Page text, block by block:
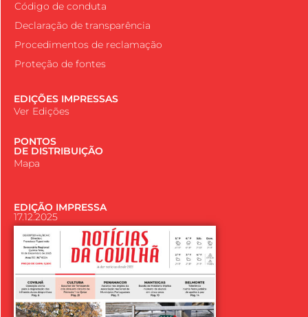
Código de conduta
Declaração de transparência
Procedimentos de reclamação
Proteção de fontes
EDIÇÕES IMPRESSAS
Ver Edições
PONTOS
DE DISTRIBUIÇÃO
Mapa
EDIÇÃO IMPRESSA
17.12.2025